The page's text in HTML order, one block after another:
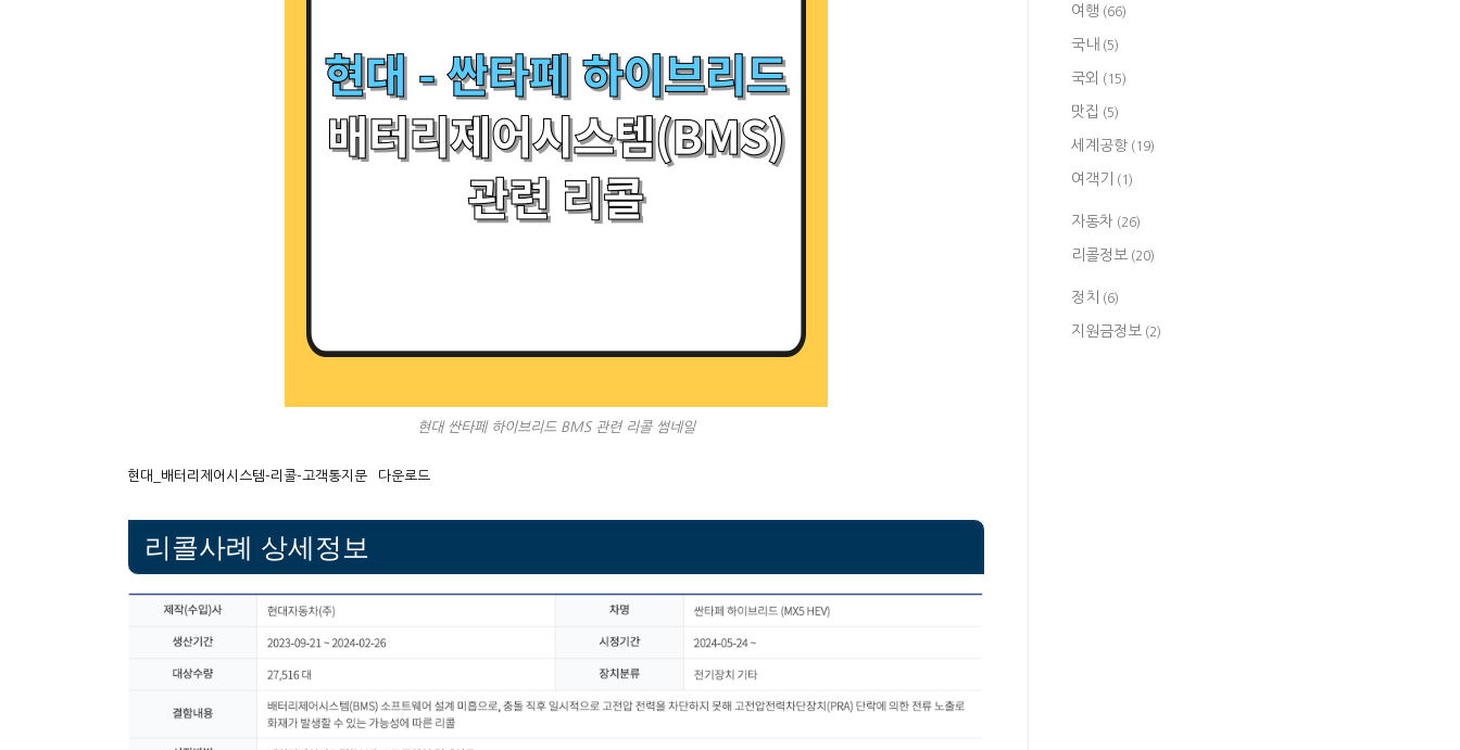
현대 싼타페 하이브리드 BMS 관련 리콜 썸네일
현대_배터리제어시스템-리콜-고객통지문 다운로드
리콜사례 상세정보
여행 (66)
국내 (5)
국외 (15)
맛집 (5)
세계공항 (19)
여객기 (1)
자동차 (26)
리콜정보 (20)
정치 (6)
지원금정보 (2)